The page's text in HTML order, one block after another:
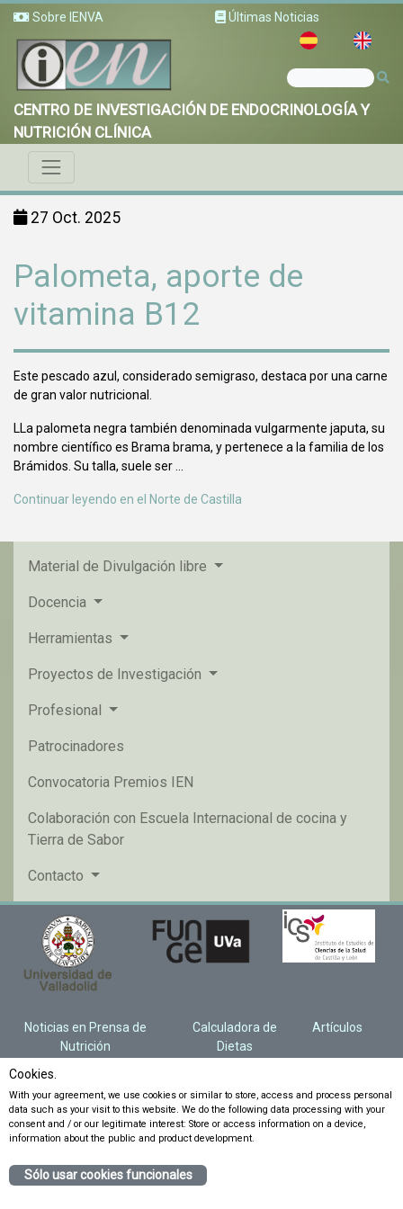
Sobre IENVA Últimas Noticias
CENTRO DE INVESTIGACIÓN DE ENDOCRINOLOGÍA Y
NUTRICIÓN CLÍNICA
27 Oct. 2025
Palometa, aporte de
vitamina B12
Este pescado azul, considerado semigraso, destaca por una carne
de gran valor nutricional.
LLa palometa negra también denominada vulgarmente japuta, su
nombre científico es Brama brama, y pertenece a la familia de los
Brámidos. Su talla, suele ser ...
Continuar leyendo en el Norte de Castilla
Material de Divulgación libre
Docencia
Herramientas
Proyectos de Investigación
Profesional
Patrocinadores
Convocatoria Premios IEN
Colaboración con Escuela Internacional de cocina y
Tierra de Sabor
Contacto
Noticias en Prensa de
Nutrición
Calculadora de
Dietas
Artículos
Cookies.
With your agreement, we use cookies or similar to store, access and process personal
data such as your visit to this website. We do the following data processing with your
consent and / or our legitimate interest: Store or access information on a device,
information about the public and product development.
Sólo usar cookies funcionales